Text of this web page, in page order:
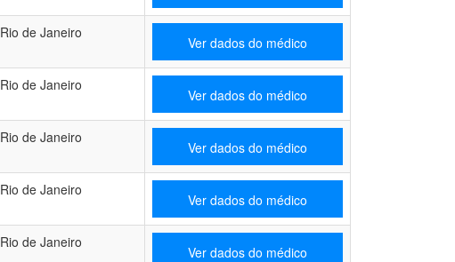
Rio de Janeiro
Ver dados do médico
Rio de Janeiro
Ver dados do médico
Rio de Janeiro
Ver dados do médico
Rio de Janeiro
Ver dados do médico
Rio de Janeiro
Ver dados do médico